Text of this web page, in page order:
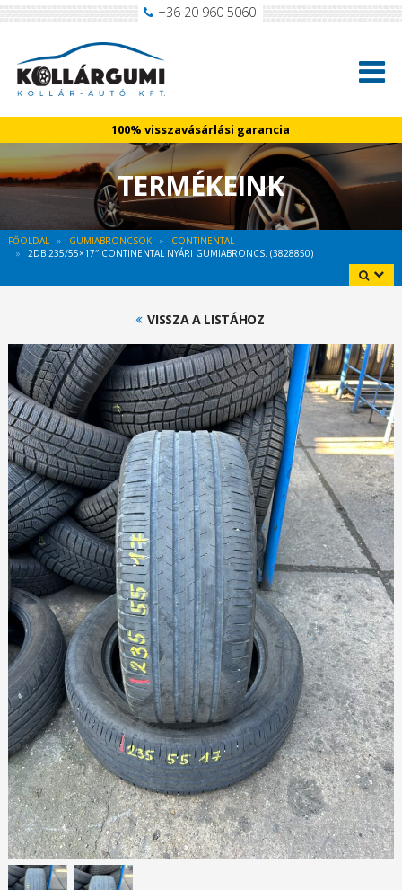
+36 20 960 5060
100% visszavásárlási garancia
TERMÉKEINK
FŐOLDAL GUMIABRONCSOK
CONTINENTAL
2DB 235/55×17″ CONTINENTAL NYÁRI GUMIABRONCS. (3828850)
VISSZA A LISTÁHOZ